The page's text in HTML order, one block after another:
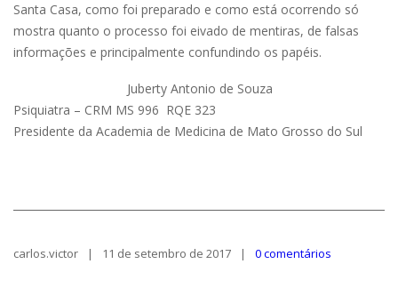
Santa Casa, como foi preparado e como está ocorrendo só
mostra quanto o processo foi eivado de mentiras, de falsas
informações e principalmente confundindo os papéis.
Juberty Antonio de Souza
Psiquiatra – CRM MS 996 RQE 323
Presidente da Academia de Medicina de Mato Grosso do Sul
carlos.victor 11 de setembro de 2017 0 comentários